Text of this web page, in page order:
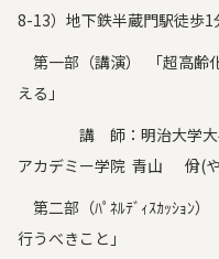
8-13）地下鉄半蔵門駅徒歩1
第一部（講演） 「超高齢
える」
講 師：明治大学大学
アカデミー学院 青山 佾(
第二部（ﾊﾟﾈﾙﾃﾞｨｽｶｯｼｮﾝ
行うべきこと」